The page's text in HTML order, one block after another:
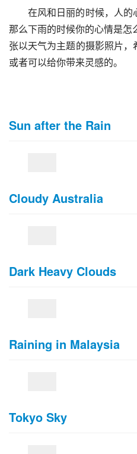
在风和日丽的时候，人的
那么下雨的时候你的心情是
张以天气为主题的摄影照片，
或者可以给你带来灵感的。
Sun after the Rain
Cloudy Australia
Dark Heavy Clouds
Raining in Malaysia
Tokyo Sky